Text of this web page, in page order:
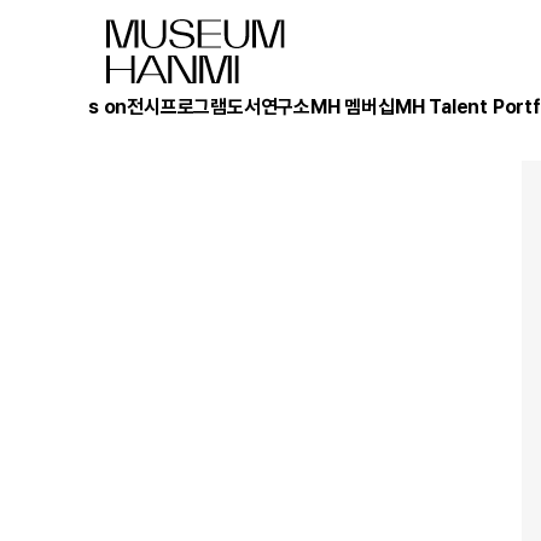
What's on전시 프로그램도서 연구소MH 멤버십MH Talent